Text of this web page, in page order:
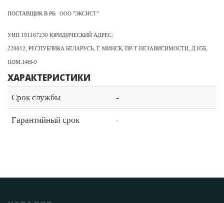
ПОСТАВЩИК В РБ: ООО "ЭКСИСТ"
УНП 191167230 ЮРИДИЧЕСКИЙ АДРЕС:
220012, РЕСПУБЛИКА БЕЛАРУСЬ, Г. МИНСК, ПР-Т НЕЗАВИСИМОСТИ, Д.85Б,
ПОМ.14Н-9
ХАРАКТЕРИСТИКИ
Срок службы
-
Гарантийный срок
-